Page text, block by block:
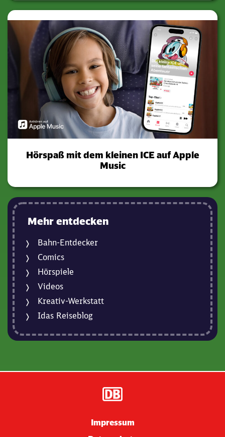
Hörspaß mit dem kleinen ICE auf Apple
Music
Mehr entdecken
Bahn-Entdecker
Comics
Hörspiele
Videos
Kreativ-Werkstatt
Idas Reiseblog
Impressum